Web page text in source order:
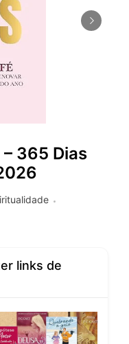
365 Dias
links de